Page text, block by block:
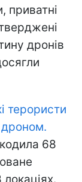
приватні
дронів
терористи
дроном.
68
локаціях.